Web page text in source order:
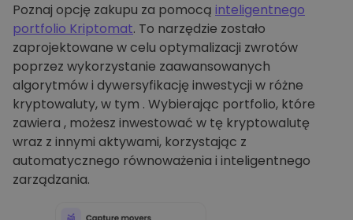
Poznaj opcję zakupu za pomocą inteligentnego
portfolio Kriptomat. To narzędzie zostało
zaprojektowane w celu optymalizacji zwrotów
poprzez wykorzystanie zaawansowanych
algorytmów i dywersyfikację inwestycji w różne
kryptowaluty, w tym . Wybierając portfolio, które
zawiera , możesz inwestować w tę kryptowalutę
wraz z innymi aktywami, korzystając z
automatycznego równoważenia i inteligentnego
zarządzania.